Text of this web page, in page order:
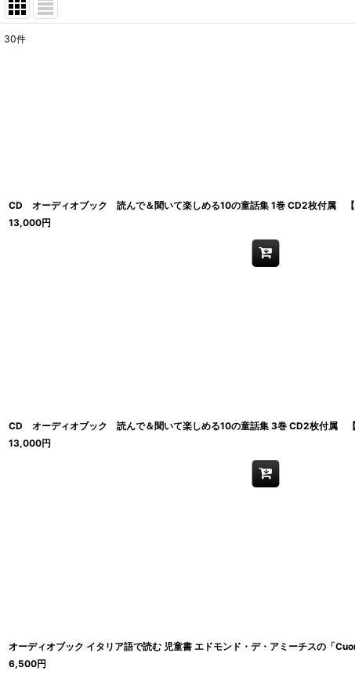
30件
CD オーディオブック 読んで＆聞いて楽しめる10の童話集 1巻 CD2枚付属 【
13,000円
CD オーディオブック 読んで＆聞いて楽しめる10の童話集 3巻 CD2枚付属 【
13,000円
オーディオブック イタリア語で読む 児童書 エドモンド・デ・アミーチスの「
6,500円